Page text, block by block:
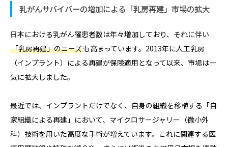
乳がんサバイバーの増加による「乳房再建」市場の拡大
日本における乳がん罹患者数は年々増加しており、それに伴い
「乳房再建」のニーズも高まっています。2013年に人工乳房
（インプラント）による再建が保険適用となって以来、市場は一
気に拡大しました。
最近では、インプラントだけでなく、自身の組織を移植する「自
家組織による再建」において、マイクロサージャリー（微小外
科）技術を用いた高度な手術が増えています。これに関連する医